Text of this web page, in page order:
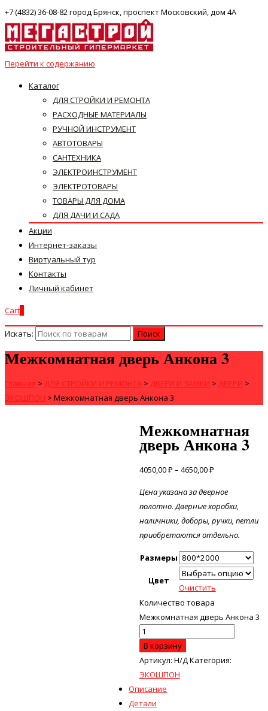
+7 (4832) 36-08-82 город Брянск, проспект Московский, дом 4А
Перейти к содержанию
Каталог
ДЛЯ СТРОЙКИ И РЕМОНТА
РАСХОДНЫЕ МАТЕРИАЛЫ
РУЧНОЙ ИНСТРУМЕНТ
АВТОТОВАРЫ
САНТЕХНИКА
ЭЛЕКТРОИНСТРУМЕНТ
ЭЛЕКТРОТОВАРЫ
ТОВАРЫ ДЛЯ ДОМА
ДЛЯ ДАЧИ И САДА
Акции
Интернет-заказы
Виртуальный тур
Контакты
Личный кабинет
Cart
Искать:
Межкомнатная дверь Анкона 3
Главная > ДЛЯ СТРОЙКИ И РЕМОНТА > ДВЕРИ И ЗАМКИ > ДВЕРИ >
ЭКОШПОН > Межкомнатная дверь Анкона 3
Межкомнатная
дверь Анкона 3
4050,00₽ – 4650,00₽
Цена указана за дверное
полотно. Дверные коробки,
наличники, доборы, ручки, петли
приобретаются отдельно.
Размеры
Цвет
Очистить
Количество товара
Межкомнатная дверь Анкона 3
В корзину
Артикул: Н/ДКатегория:
ЭКОШПОН
Описание
Детали